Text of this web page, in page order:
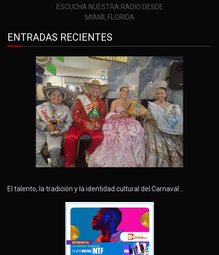
ESCUCHA NUESTRA RADIO DESDE
MIAMI, FLORIDA
ENTRADAS RECIENTES
El talento, la tradición y la identidad cultural del Carnaval…